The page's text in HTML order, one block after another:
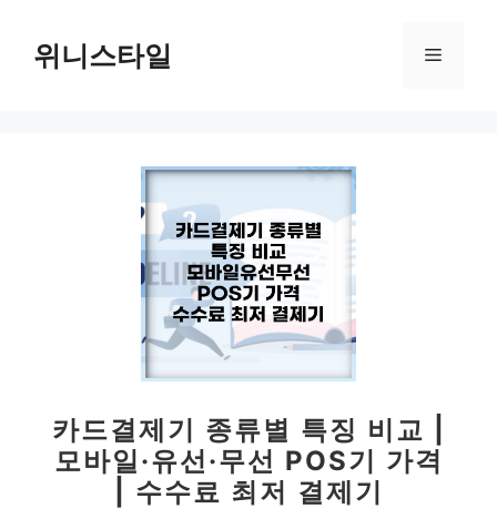
위니스타일 메
카드결제기 종류별 특징 비교 |
모바일·유선·무선 POS기 가격
| 수수료 최저 결제기